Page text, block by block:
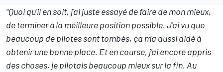
"Quoi qu'il en soit, j'ai juste essayé de faire de mon mieux,
de terminer à la meilleure position possible. J'ai vu que
beaucoup de pilotes sont tombés, ça m'a aussi aidé à
obtenir une bonne place. Et en course, j'ai encore appris
des choses, je pilotais beaucoup mieux sur la fin. Au